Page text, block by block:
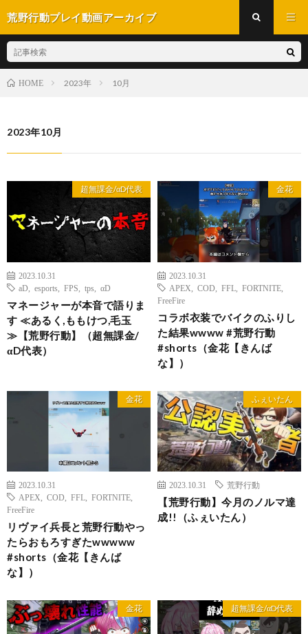
荒野行動プレイ動画アーカイブ
HOME 2023年 10月
2023年10月
超無課金/αD代表
2023.10.31
aD
esports FPS tps αD
マネージャーが本音で語りま
す ≪あるく,ももけつ,毛玉
≫【荒野行動】（超無課金/
αD代表）
金花
2023.10.31
APEX
COD FFL FORTNITE
FreeFire
コラボ衣装でバイクのふりし
た結果wwww #荒野行動
#shorts（金花【きんば
な】）
金花
2023.10.31
APEX
COD FFL FORTNITE
FreeFire
リヴァイ兵長と荒野行動やっ
たらおもろすぎたwwwww
#shorts（金花【きんば
な】）
ふぇいたん
2023.10.31 荒野行動
【荒野行動】今月のノルマ達
成!!（ふぇいたん）
金花 超無課金/αD代表